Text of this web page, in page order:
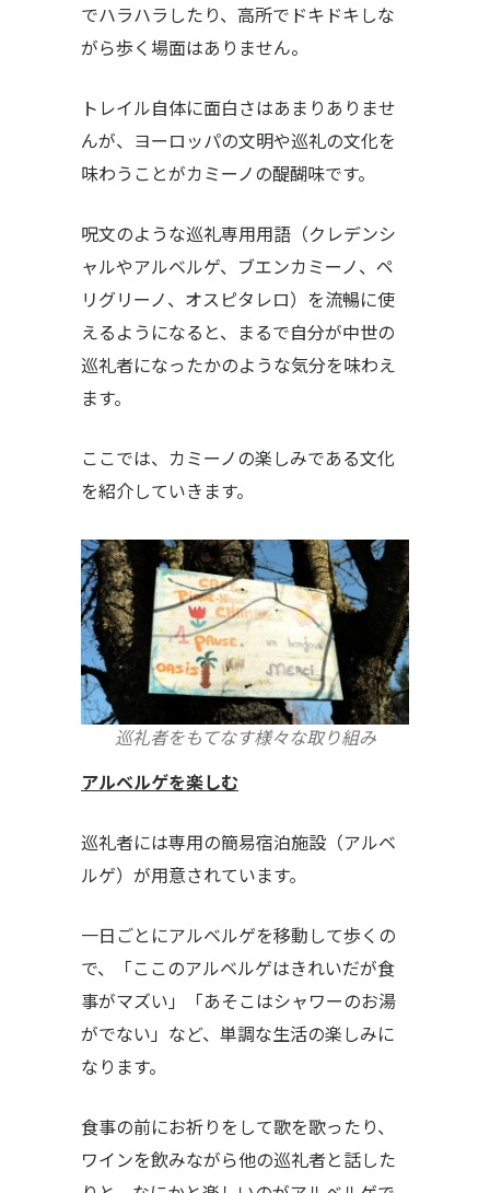
でハラハラしたり、高所でドキドキしな
がら歩く場面はありません。
トレイル自体に面白さはあまりありませ
んが、ヨーロッパの文明や巡礼の文化を
味わうことがカミーノの醍醐味です。
呪文のような巡礼専用用語（クレデンシ
ャルやアルベルゲ、ブエンカミーノ、ペ
リグリーノ、オスピタレロ）を流暢に使
えるようになると、まるで自分が中世の
巡礼者になったかのような気分を味わえ
ます。
ここでは、カミーノの楽しみである文化
を紹介していきます。
巡礼者をもてなす様々な取り組み
アルベルゲを楽しむ
巡礼者には専用の簡易宿泊施設（アルベ
ルゲ）が用意されています。
一日ごとにアルベルゲを移動して歩くの
で、「ここのアルベルゲはきれいだが食
事がマズい」「あそこはシャワーのお湯
がでない」など、単調な生活の楽しみに
なります。
食事の前にお祈りをして歌を歌ったり、
ワインを飲みながら他の巡礼者と話した